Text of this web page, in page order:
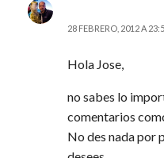
28 FEBRERO, 2012 A
Hola Jose,
no sabes lo
comentarios
No des nada por